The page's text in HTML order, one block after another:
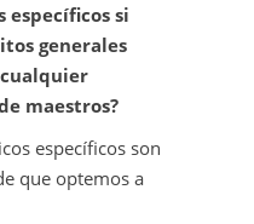
si
generales
maestros?
específicos son
que optemos a